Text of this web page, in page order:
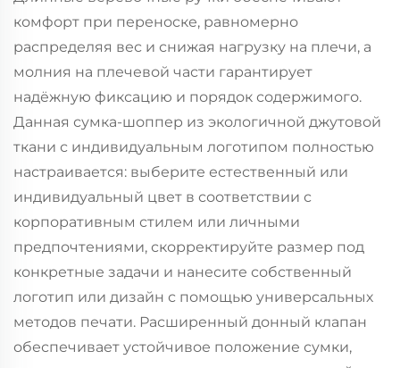
комфорт при переноске, равномерно
распределяя вес и снижая нагрузку на плечи, а
молния на плечевой части гарантирует
надёжную фиксацию и порядок содержимого.
Данная сумка-шоппер из экологичной джутовой
ткани с индивидуальным логотипом полностью
настраивается: выберите естественный или
индивидуальный цвет в соответствии с
корпоративным стилем или личными
предпочтениями, скорректируйте размер под
конкретные задачи и нанесите собственный
логотип или дизайн с помощью универсальных
методов печати. Расширенный донный клапан
обеспечивает устойчивое положение сумки,